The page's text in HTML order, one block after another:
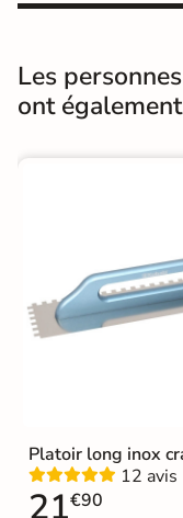
Origine
Les
ont
Platoir long inox
12 avis
21€90